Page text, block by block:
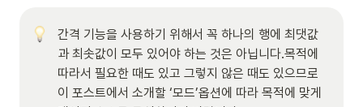
간격 기능을 사용하기 위해서 꼭 하나의 행에 최댓값
과 최솟값이 모두 있어야 하는 것은 아닙니다.목적에
따라서 필요한 때도 있고 그렇지 않은 때도 있으므로
이 포스트에서 소개할 ‘모드’옵션에 따라 목적에 맞게